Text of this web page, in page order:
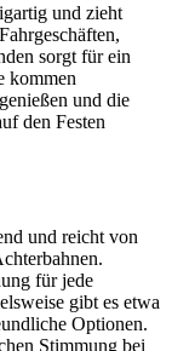
und zieht
sorgt für ein
kommen
und die
den Festen
und reicht von
für jede
gibt es etwa
Optionen.
Stimmung bei